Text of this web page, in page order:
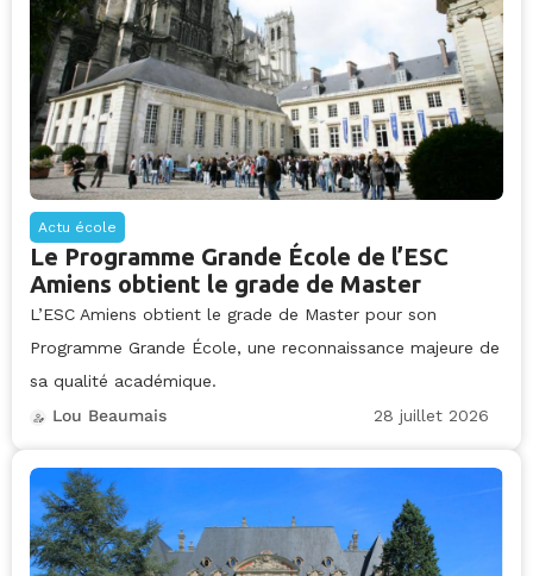
Actu école
Le Programme Grande École de l’ESC
Amiens obtient le grade de Master
L’ESC Amiens obtient le grade de Master pour son
Programme Grande École, une reconnaissance majeure de
sa qualité académique.
Lou Beaumais
28 juillet 2026